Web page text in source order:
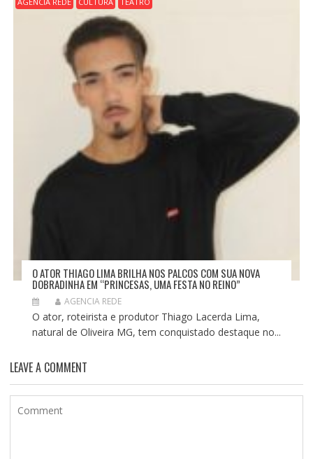
O ATOR THIAGO LIMA BRILHA NOS PALCOS COM SUA NOVA
DOBRADINHA EM “PRINCESAS, UMA FESTA NO REINO”
AGENCIA REDE
O ator, roteirista e produtor Thiago Lacerda Lima,
natural de Oliveira MG, tem conquistado destaque no...
LEAVE A COMMENT